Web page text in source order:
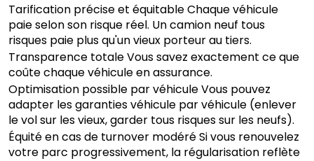
Tarification précise et équitable Chaque véhicule
paie selon son risque réel. Un camion neuf tous
risques paie plus qu'un vieux porteur au tiers.
Transparence totale Vous savez exactement ce que
coûte chaque véhicule en assurance.
Optimisation possible par véhicule Vous pouvez
adapter les garanties véhicule par véhicule (enlever
le vol sur les vieux, garder tous risques sur les neufs).
Équité en cas de turnover modéré Si vous renouvelez
votre parc progressivement, la régularisation reflète